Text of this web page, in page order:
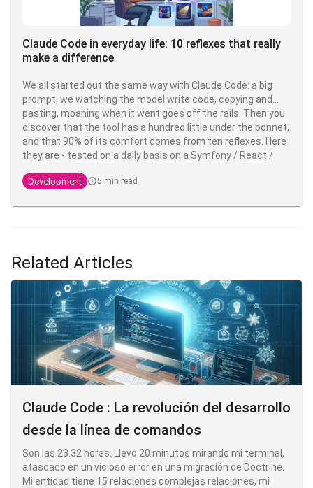
Claude Code in everyday life: 10 reflexes that really
make a difference
We all started out the same way with Claude Code: a big
prompt, we watching the model write code, copying and
pasting, moaning when it went goes off the rails. Then you
discover that the tool has a hundred little under the bonnet,
and that 90% of its comfort comes from ten reflexes. Here
they are - tested on a daily basis on a Symfony / React /
Development 5 min read
Related Articles
Claude Code : La revolución del desarrollo
desde la línea de comandos
Son las 23.32 horas. Llevo 20 minutos mirando mi terminal,
atascado en un vicioso error en una migración de Doctrine.
Mi entidad tiene 15 relaciones complejas relaciones, mi